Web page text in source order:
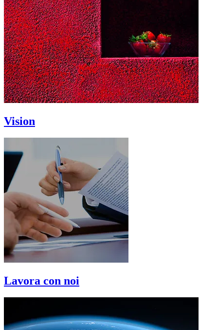
Vision
Lavora con noi